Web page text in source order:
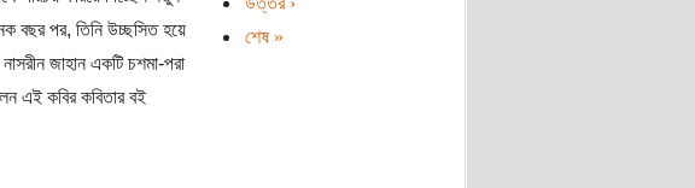
বছর পর, তিনি উচ্ছসিত হয়ে
জাহান একটি চশমা-পরা
এই কবির কবিতার বই
শেষ »